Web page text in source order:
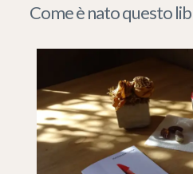
Come è nato questo